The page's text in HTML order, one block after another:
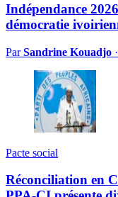
Indépendance
démocratie
ParSandrine Kouadjo ·
Pacte social
Réconciliation en